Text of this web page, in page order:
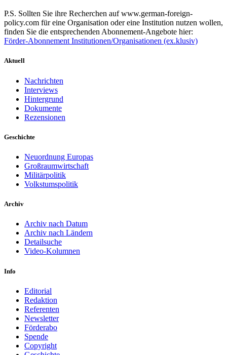
P.S. Sollten Sie ihre Recherchen auf www.german-foreign-
policy.com für eine Organisation oder eine Institution nutzen wollen,
finden Sie die entsprechenden Abonnement-Angebote hier:
Förder-Abonnement Institutionen/Organisationen (ex.klusiv)
Aktuell
Nachrichten
Interviews
Hintergrund
Dokumente
Rezensionen
Geschichte
Neuordnung Europas
Großraumwirtschaft
Militärpolitik
Volkstumspolitik
Archiv
Archiv nach Datum
Archiv nach Ländern
Detailsuche
Video-Kolumnen
Info
Editorial
Redaktion
Referenten
Newsletter
Förderabo
Spende
Copyright